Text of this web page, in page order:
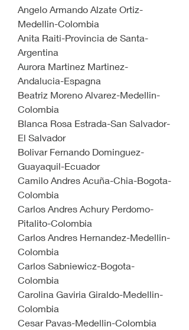
Angelo Armando Alzate Ortiz-
Medellin-Colombia
Anita Raiti-Provincia de Santa-
Argentina
Aurora Martinez Martinez-
Andalucia-Espagna
Beatriz Moreno Alvarez-Medellin-
Colombia
Blanca Rosa Estrada-San Salvador-
El Salvador
Bolivar Fernando Dominguez-
Guayaquil-Ecuador
Camilo Andres Acuña-Chia-Bogota-
Colombia
Carlos Andres Achury Perdomo-
Pitalito-Colombia
Carlos Andres Hernandez-Medellin-
Colombia
Carlos Sabniewicz-Bogota-
Colombia
Carolina Gaviria Giraldo-Medellin-
Colombia
Cesar Pavas-Medellin-Colombia